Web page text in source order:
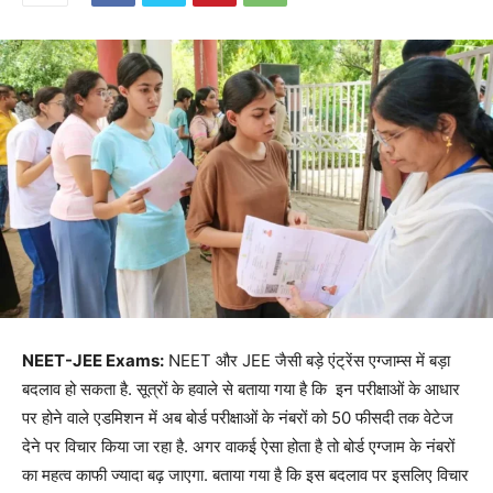
NEET-JEE Exams: NEET और JEE जैसी बड़े एंट्रेंस एग्जाम्स में बड़ा
बदलाव हो सकता है. सूत्रों के हवाले से बताया गया है कि इन परीक्षाओं के आधार
पर होने वाले एडमिशन में अब बोर्ड परीक्षाओं के नंबरों को 50 फीसदी तक वेटेज
देने पर विचार किया जा रहा है. अगर वाकई ऐसा होता है तो बोर्ड एग्जाम के नंबरों
का महत्व काफी ज्यादा बढ़ जाएगा. बताया गया है कि इस बदलाव पर इसलिए विचार